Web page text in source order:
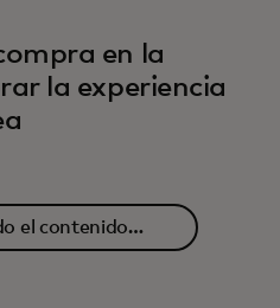
en la
la experiencia
el contenido